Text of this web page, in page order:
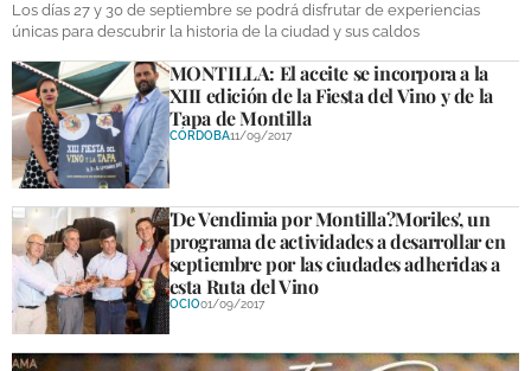
Los días 27 y 30 de septiembre se podrá disfrutar de experiencias
únicas para descubrir la historia de la ciudad y sus caldos
MONTILLA: El aceite se incorpora a la
XIII edición de la Fiesta del Vino y de la
Tapa de Montilla
CÓRDOBA11/09/2017
'De Vendimia por Montilla?Moriles', un
programa de actividades a desarrollar en
septiembre por las ciudades adheridas a
esta Ruta del Vino
OCIO01/09/2017